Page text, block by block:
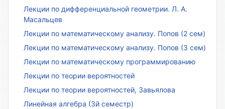
Лекции по дифференциальной геометрии. Л. А.
Масальцев
Лекции по математическому анализу. Попов (2 сем)
Лекции по математическому анализу. Попов (3 сем)
Лекции по математическому программированию
Лекции по теории вероятностей
Лекции по теории вероятностей, Завьялова
Линейная алгебра (3й семестр)